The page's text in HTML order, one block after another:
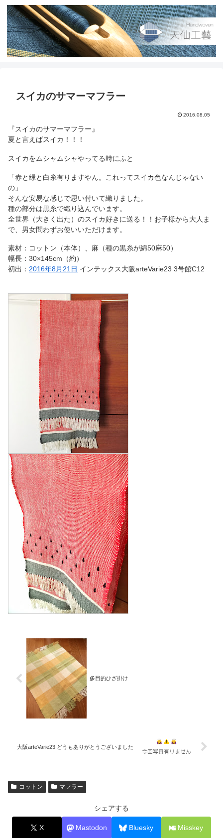
スイカのサマーマフラー
2016.08.05
『スイカのサマーマフラー』
夏と言えばスイカ！！！
スイカをムシャムシャやってる時にふと
「赤と緑と白糸有りますやん。これってスイカ色なんじゃない
の」
そんな安易な感じで思い付いて織りました。
種の部分は黒糸で織り込んでいます。
全世界（大きく出た）のスイカ好きに送る！！ お子様から大人ま
で、男女問わずお使いいただけます。
素材：コットン（本体）、麻（種の黒糸が綿50麻50）
幅長：30×145cm（約）
初出： 2016年8月21日 インテックス大阪arteVarie23 3号館C12
多目的ひざ掛け
大阪arteVarie23 どうもありがとうございました
コットン マフラー
シェアする
X Mastodon Bluesky Misskey